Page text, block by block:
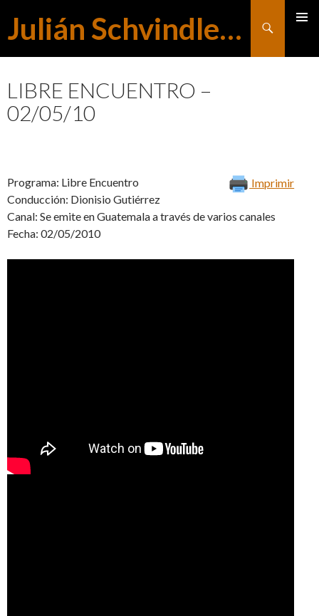
Julián Schvindlerman
Buscar
AL
LIBRE ENCUENTRO –
02/05/10
Imprimir
Programa: Libre Encuentro
Conducción: Dionisio Gutiérrez
Canal: Se emite en Guatemala a través de varios canales
Fecha: 02/05/2010